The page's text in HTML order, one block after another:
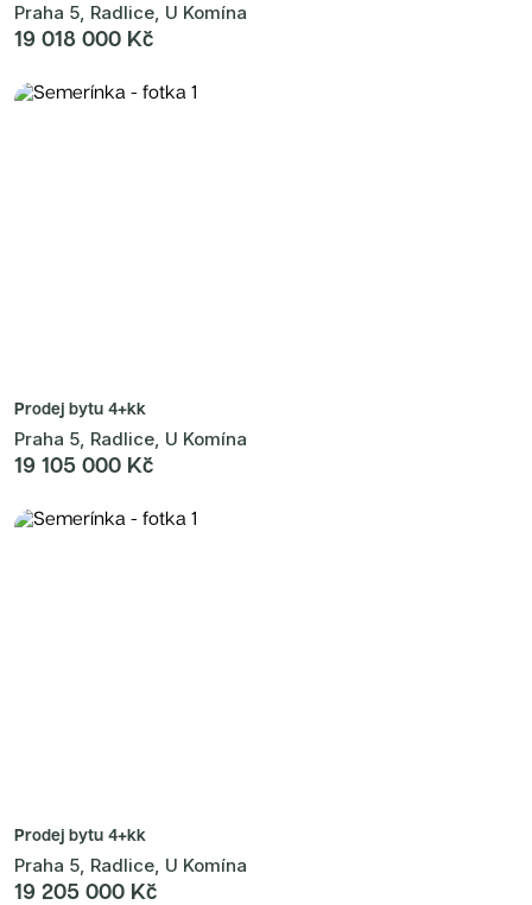
Praha 5, Radlice, U Komína
19 018 000 Kč
Prodej bytu 4+kk
Praha 5, Radlice, U Komína
19 105 000 Kč
Prodej bytu 4+kk
Praha 5, Radlice, U Komína
19 205 000 Kč